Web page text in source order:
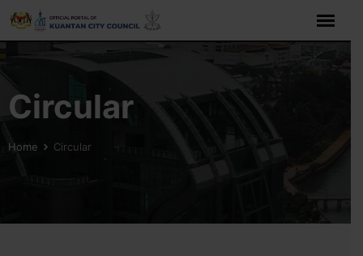
Circular
Home Circular